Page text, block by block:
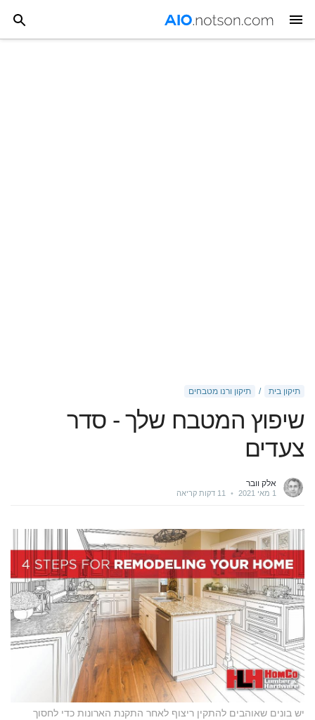
תיקון בית תיקון ורנו מטבחים
שיפוץ המטבח שלך - סדר
צעדים
אלק וובר
1 מאי 2021 •
יש בונים שאוהבים להתקין ריצוף לאחר התקנת הארונות כדי לחסוך